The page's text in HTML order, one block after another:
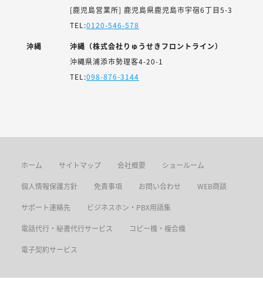
[鹿児島営業所] 鹿児島県鹿児島市宇宿6丁目5-3
TEL:0120-546-578
沖縄
沖縄（株式会社りゅうせきフロントライン）
沖縄県浦添市勢理客4-20-1
TEL:098-876-3144
ホーム サイトマップ 会社概要 ショールーム
個人情報保護方針 免責事項 お問い合わせ WEB商談
サポート連絡先 ビジネスホン・PBX用語集
電話代行・秘書代行サービス コピー機・複合機
電子契約サービス